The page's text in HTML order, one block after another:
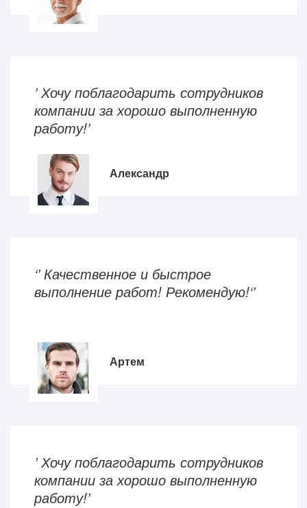
’ Хочу поблагодарить сотрудников
компании за хорошо выполненную
работу!’
Александр
‘’ Качественное и быстрое
выполнение работ! Рекомендую!‘’
Артем
’ Хочу поблагодарить сотрудников
компании за хорошо выполненную
работу!’